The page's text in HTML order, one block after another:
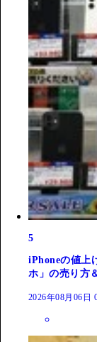
5
iPhoneの値上
ホ」の売り方
2026年08月06日